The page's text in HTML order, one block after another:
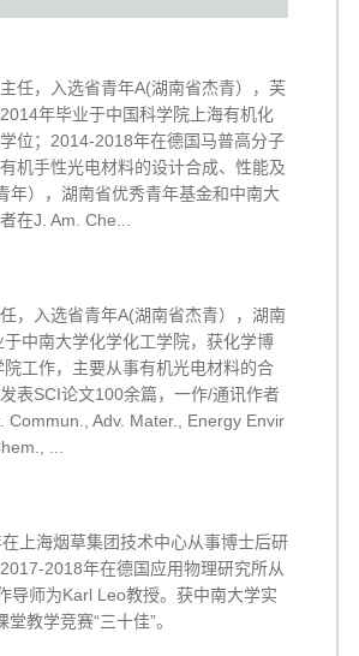
任，入选省青年A(湖南省杰青），芙
年毕业于中国科学院上海有机化
位；2014-2018年在德国马普高分子
机手性光电材料的设计合成、性能及
年），湖南省优秀青年基金和中南大
在J. Am. Che...
，入选省青年A(湖南省杰青），湖南
中南大学化学化工学院，获化学博
工作，主要从事有机光电材料的合
表SCI论文100余篇，一作/通讯作者
Adv. Mater., Energy Envir
...
上海烟草集团技术中心从事博士后研
2018年在德国应用物理研究所从
导师为Karl Leo教授。获中南大学实
教学竞赛“三十佳”。